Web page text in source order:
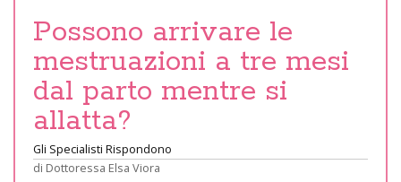
Possono arrivare le
mestruazioni a tre mesi
dal parto mentre si
allatta?
Gli Specialisti Rispondono
di Dottoressa Elsa Viora